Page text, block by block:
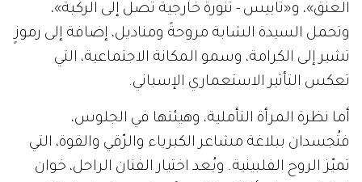
العنق»، و«تابيس - تنورة خارجية تصل إلى الركبة»،
وتحمل السيدة الشابة مروحةً ومناديل، إضافة إلى رموزٍ
تشير إلى الكرامة، وسمو المكانة الاجتماعية، التي
تعكس التأثير الاستعماري الإسباني.
أما نظرة المرأة التأملية، وهيئتها في الجلوس،
فتُجسدان ببلاغة مشاعر الكبرياء والرّقي والقوة، التي
تميّز الروح الفلبينية. ويُعد اختيار الفنان الراحل، خوان